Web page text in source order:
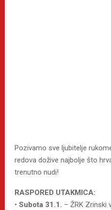
Pozivamo sve ljubitelje
redova dožive najbolje što
trenutno nudi!
RASPORED UTAKMICA:
• Subota 31.1. – ŽRK Zrinski